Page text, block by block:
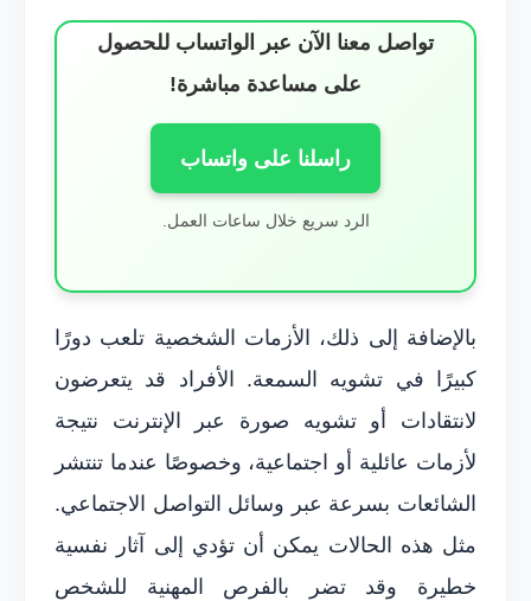
تواصل معنا الآن عبر الواتساب للحصول
على مساعدة مباشرة!
راسلنا على واتساب
الرد سريع خلال ساعات العمل.
بالإضافة إلى ذلك، الأزمات الشخصية تلعب دورًا
كبيرًا في تشويه السمعة. الأفراد قد يتعرضون
لانتقادات أو تشويه صورة عبر الإنترنت نتيجة
لأزمات عائلية أو اجتماعية، وخصوصًا عندما تنتشر
الشائعات بسرعة عبر وسائل التواصل الاجتماعي.
مثل هذه الحالات يمكن أن تؤدي إلى آثار نفسية
خطيرة وقد تضر بالفرص المهنية للشخص